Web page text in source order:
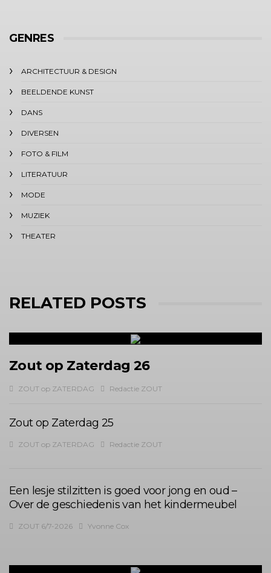
GENRES
ARCHITECTUUR & DESIGN
BEELDENDE KUNST
DANS
DIVERSEN
FOTO & FILM
LITERATUUR
MODE
MUZIEK
THEATER
RELATED POSTS
Zout op Zaterdag 26
ZOUT op ZATERDAG Redactie ZOUT
Zout op Zaterdag 25
ZOUT op ZATERDAG Redactie ZOUT
Een lesje stilzitten is goed voor jong en oud –
Over de geschiedenis van het kindermeubel
ZOUT 6/7-2026 Yvonne Cox